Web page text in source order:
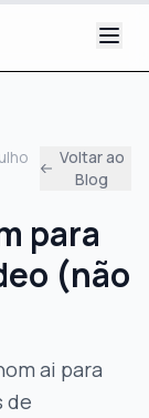
Voltar ao
Blog
para
(não
ai para
de